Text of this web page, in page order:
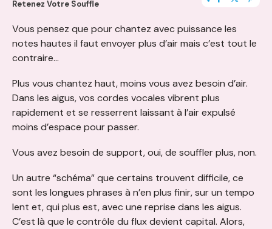
Retenez Votre Souffle
Vous pensez que pour chantez avec puissance les
notes hautes il faut envoyer plus d’air mais c’est tout le
contraire…
Plus vous chantez haut,moins vous avez besoin d’air.
Dans les aigus, vos cordes vocales vibrent plus
rapidement et se resserrent laissant à l’air expulsé
moins d’espace pour passer.
Vous avez besoin de support, oui, de souffler plus, non.
Un autre “schéma” que certains trouvent difficile, ce
sont les longues phrases à n’en plus finir, sur un tempo
lent et, qui plus est, avec une reprise dans les aigus.
C’est là que le contrôle du flux devient capital. Alors,